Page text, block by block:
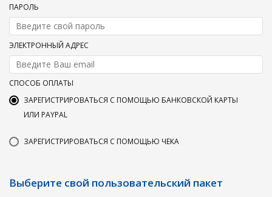
ПАРОЛЬ
ЭЛЕКТРОННЫЙ АДРЕС
СПОСОБ ОПЛАТЫ
ЗАРЕГИСТРИРОВАТЬСЯ С ПОМОЩЬЮ БАНКОВСКОЙ КАРТЫ
ИЛИ PAYPAL
ЗАРЕГИСТРИРОВАТЬСЯ С ПОМОЩЬЮ ЧЕКА
Выберите свой пользовательский пакет